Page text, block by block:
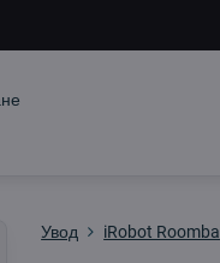
Увод iRobot Roomba